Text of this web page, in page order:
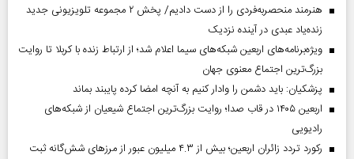
هنرمند منحصر‌به‌فردی را از دست دادیم/ پخش ۲ مجموعه تلویزیونی جدید
زنده‌یاد عبدی در آینده نزدیک
ویژه‌برنامه‌های اربعین شبکه‌های سیما اعلام شد؛ از ارتباط زنده با کربلا تا روایت
بزرگ‌ترین اجتماع معنوی جهان
پزشکیان: باید دشمن را وادار کنیم به آنچه امضا کرده پایبند بماند
اربعین ۱۴۰۵ در قاب صدا؛ روایت بزرگ‌ترین اجتماع شیعیان از شبکه‌های
رادیویی
رکورد تردد زائران اربعین؛ بیش از ۴.۳ میلیون عبور از مرزهای شش‌گانه ثبت